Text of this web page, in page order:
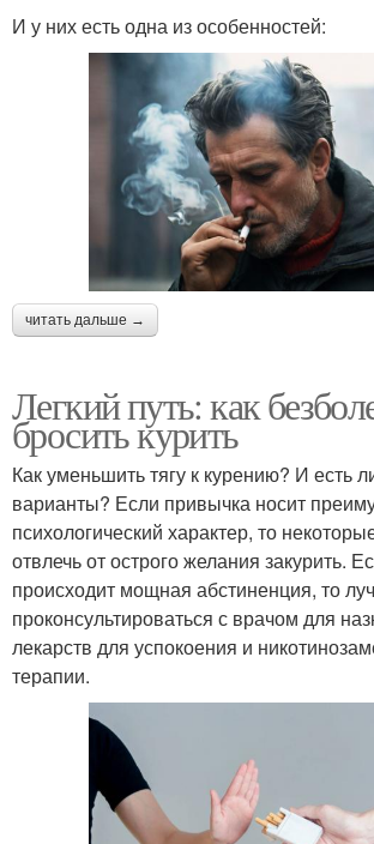
И у них есть одна из особенностей:
читать дальше →
Легкий путь: как
бросить курить
Как уменьшить тягу к курению? И есть
варианты? Если привычка носит
психологический характер, то
отвлечь от острого желания закурить.
происходит мощная абстиненция, то
проконсультироваться с врачом для
лекарств для успокоения и
терапии.